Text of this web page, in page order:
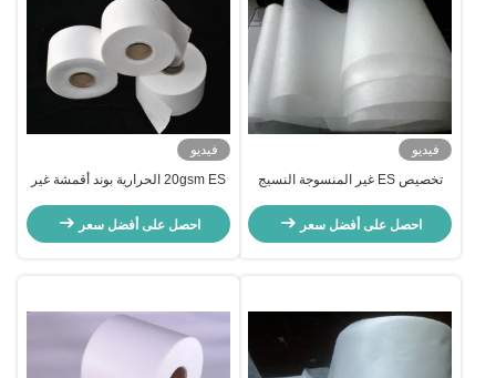
فيديو
تخصيص ES غير المنسوجة النسيج
المتاح
احصل على أفضل سعر
فيديو
20gsm ES الحرارية بوند أقمشة غير
الوجه KF94
احصل على أفضل سعر